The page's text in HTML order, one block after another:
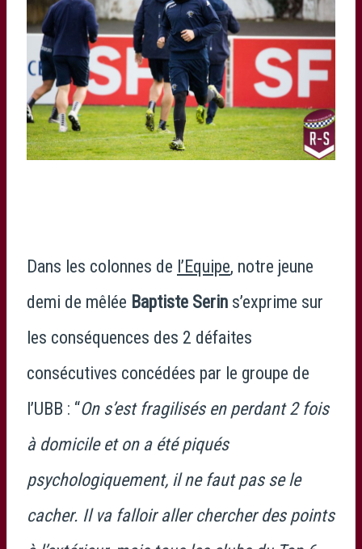
Dans les colonnes de l’Equipe, notre jeune
demi de mêlée Baptiste Serin s’exprime sur
les conséquences des 2 défaites
consécutives concédées par le groupe de
l’UBB : “On s’est fragilisés en perdant 2 fois
à domicile et on a été piqués
psychologiquement, il ne faut pas se le
cacher. Il va falloir aller chercher des points